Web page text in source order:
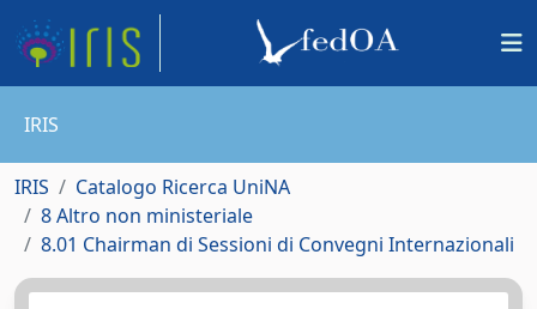
IRIS
IRIS
Catalogo Ricerca UniNA
8 Altro non ministeriale
8.01 Chairman di Sessioni di Convegni Internazionali